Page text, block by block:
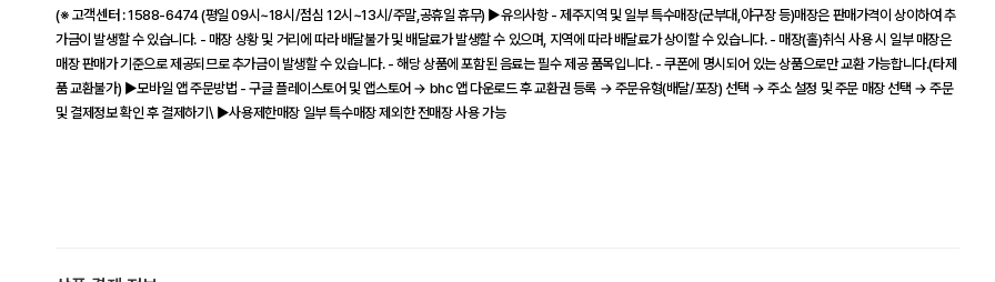
(※ 고객센터 : 1588-6474 (평일 09시~18시/점심 12시~13시/주말,공휴일 휴무) ▶유의사항 - 제주지역 및 일부 특수매장(군부대,야구장 등)매장은 판매가격이 상이하여 추
가금이 발생할 수 있습니다. - 매장 상황 및 거리에 따라 배달불가 및 배달료가 발생할 수 있으며, 지역에 따라 배달료가 상이할 수 있습니다. - 매장(홀)취식 사용 시 일부 매장은
매장 판매가 기준으로 제공되므로 추가금이 발생할 수 있습니다. - 해당 상품에 포함된 음료는 필수 제공 품목입니다. - 쿠폰에 명시되어 있는 상품으로만 교환 가능합니다.(타제
품 교환불가) ▶모바일 앱 주문방법 - 구글 플레이스토어 및 앱스토어 → bhc 앱 다운로드 후 교환권 등록 → 주문유형(배달/포장) 선택 → 주소 설정 및 주문 매장 선택 → 주문
및 결제정보 확인 후 결제하기\ ▶사용제한매장 일부 특수매장 제외한 전매장 사용 가능